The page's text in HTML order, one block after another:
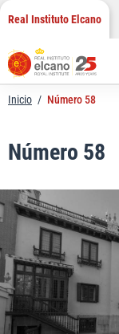
Saltar
contenido
Real Instituto Elcano
Inicio / Número 58
Número 58